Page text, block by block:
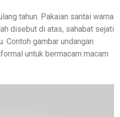
tahun. Pakaian santai warna
disebut di atas, sahabat sejati
Contoh gambar undangan
untuk bermacam macam